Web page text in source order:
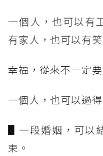
一個人，也可以有
有家人，也可以有笑
幸福，從來不一定
一個人，也可以過得
▋一段婚姻，可以
束。